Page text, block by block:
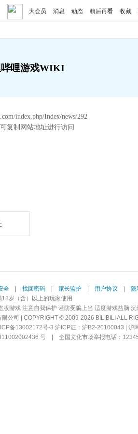
大会员 消息 动态 稍后再看 收藏
哔哩游戏WIKI
index.php/Index/news/292
复制网站地址进行访问
全 找回密码 家长监护 用户协议
隐
岁（含）以上的玩家使用
版游戏 注意自我保护 谨防受骗上当 适度游戏益脑
限公司 | COPYRIGHT © 2009-2026 BILIBILI ALL
备13002172号-3 沪ICP证：沪B2-20100043 | 沪
号
全国文化市场举报电话：